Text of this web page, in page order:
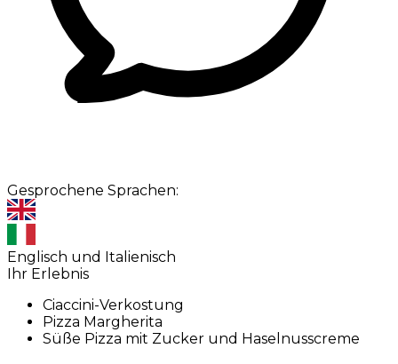
Gesprochene Sprachen:
Englisch und Italienisch
Ihr Erlebnis
Ciaccini-Verkostung
Pizza Margherita
Süße Pizza mit Zucker und Haselnusscreme